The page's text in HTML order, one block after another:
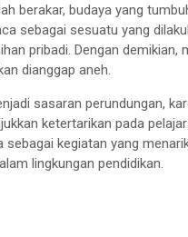
berakar, budaya yang
sebagai sesuatu yang
pribadi. Dengan demikian,
dianggap aneh.
sasaran perundungan,
ketertarikan pada
kegiatan yang
lingkungan pendidikan.